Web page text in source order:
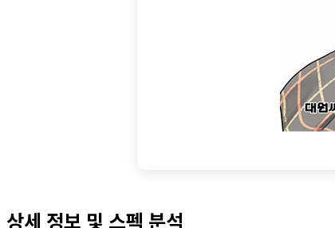
상세 정보 및 스펙 분석